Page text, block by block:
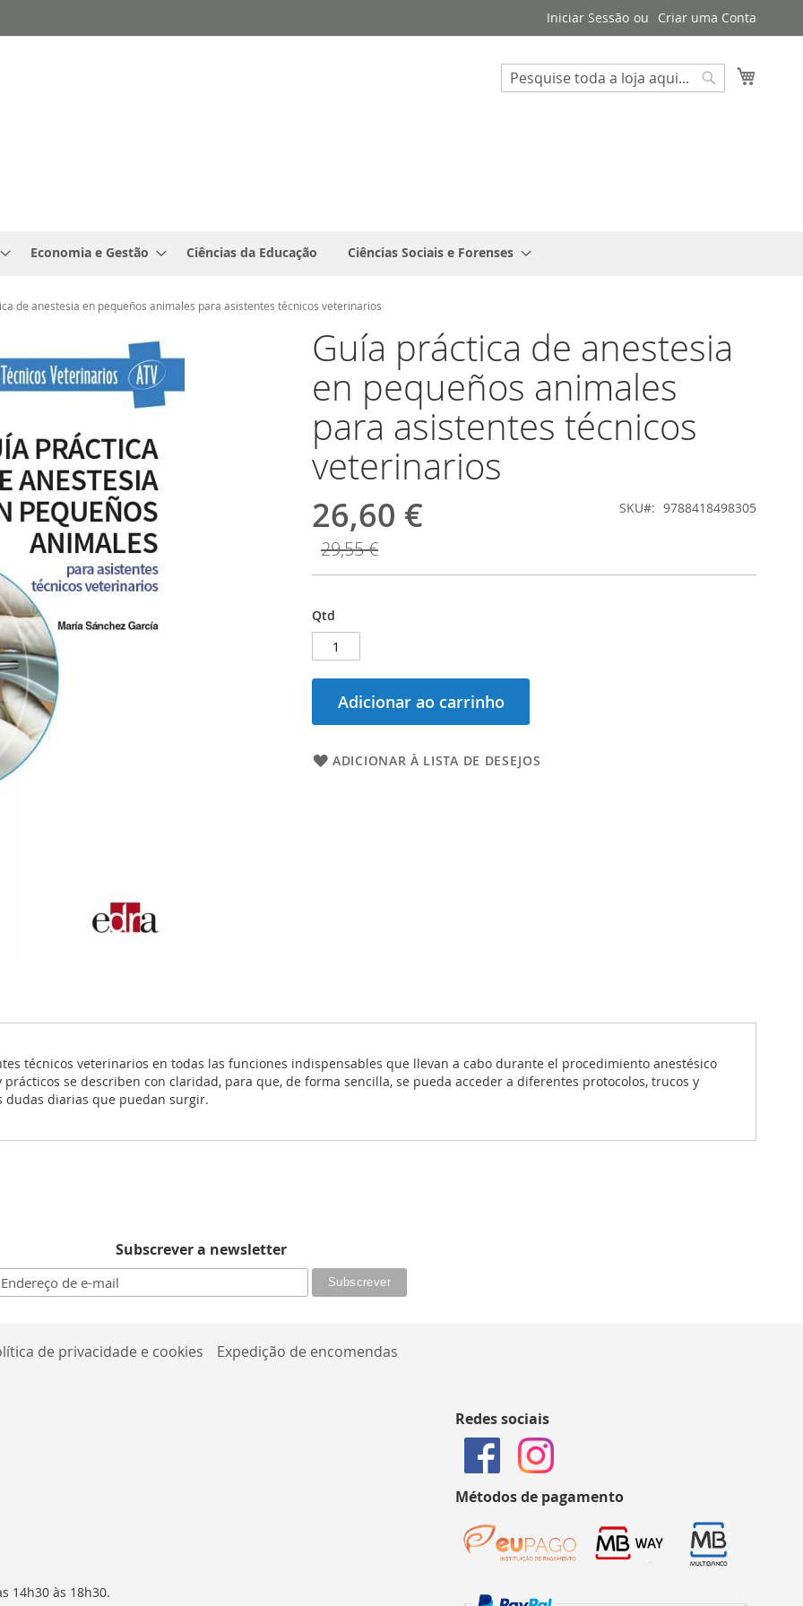
Iniciar Sessão Criar uma Conta
Search
Search
Economia e Gestão Ciências da Educação Ciências Sociais e Forenses
de anestesia en pequeños animales para asistentes técnicos veterinarios
Guía práctica de anestesia
en pequeños animales
para asistentes técnicos
veterinarios
26,60 €
29,55 €
SKU 9788418498305
Qtd
Adicionar ao carrinho
ADICIONAR À LISTA DE DESEJOS
técnicos veterinarios en todas las funciones indispensables que llevan a cabo durante el procedimiento anestésico
se describen con claridad, para que, de forma sencilla, se pueda acceder a diferentes protocolos, trucos y
dudas diarias que puedan surgir.
Subscrever a newsletter
de privacidade e cookies Expedição de encomendas
14h30 às 18h30.
Redes sociais
Métodos de pagamento